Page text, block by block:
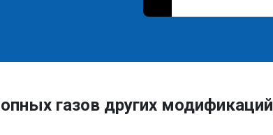
газов других модификаций